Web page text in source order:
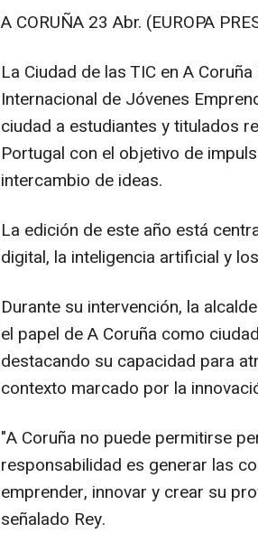
A CORUÑA 23 Abr. (EUROPA
La Ciudad de las TIC en A
Internacional de Jóvenes
ciudad a estudiantes y titulados
Portugal con el objetivo de
intercambio de ideas.
La edición de este año está
digital, la inteligencia artificial y
Durante su intervención, la
el papel de A Coruña como
destacando su capacidad para
contexto marcado por la
"A Coruña no puede permitirse
responsabilidad es generar las
emprender, innovar y crear su
señalado Rey.